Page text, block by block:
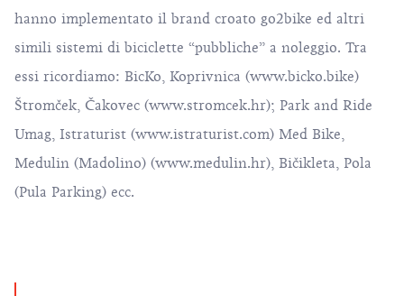
hanno implementato il brand croato go2bike ed altri
simili sistemi di biciclette “pubbliche” a noleggio. Tra
essi ricordiamo: BicKo, Koprivnica (www.bicko.bike)
Štromček, Čakovec (www.stromcek.hr); Park and Ride
Umag, Istraturist (www.istraturist.com) Med Bike,
Medulin (Madolino) (www.medulin.hr), Bičikleta, Pola
(Pula Parking) ecc.